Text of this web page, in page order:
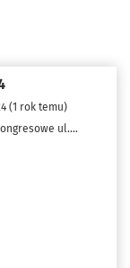
(1 rok temu)
ul.